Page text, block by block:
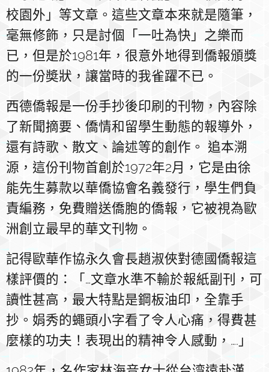
校園外」等文章。這些文章本來就是隨筆，
毫無修飾，只是討個「一吐為快」之樂而
已，但是於1981年，很意外地得到僑報頒獎
的一份奬狀，讓當時的我雀躍不已。
西德僑報是一份手抄後印刷的刊物，內容除
了新聞摘要、僑情和留學生動態的報導外，
還有詩歌、散文、論述等的創作。 追本溯
源，這份刊物首創於1972年2月，它是由徐
能先生募款以華僑協會名義發行，學生們負
責編務，免費贈送僑胞的僑報，它被視為歐
洲創立最早的華文刊物。
記得歐華作協永久會長趙淑俠對德國僑報這
樣評價的：「…文章水準不輸於報紙副刊，可
讀性甚高，最大特點是鋼板油印，全靠手
抄。娟秀的蠅頭小字看了令人心痛，得費甚
麼樣的功夫！表現出的精神令人感動，….」